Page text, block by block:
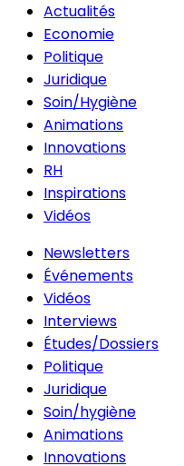
Actualités
Economie
Politique
Juridique
Soin/Hygiène
Animations
Innovations
RH
Inspirations
Vidéos
Newsletters
Événements
Vidéos
Interviews
Études/Dossiers
Politique
Juridique
Soin/hygiène
Animations
Innovations